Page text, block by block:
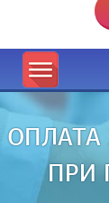
ПРИ